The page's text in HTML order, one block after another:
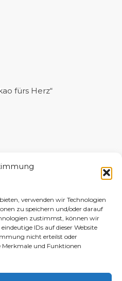
verwenden wir Technologien
zu speichern und/oder darauf
zustimmst, können wir
IDs auf dieser Website
nicht erteilst oder
und Funktionen
fürs Herz“